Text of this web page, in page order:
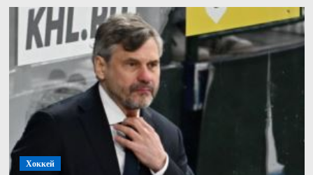
Расселл
выиграл
3-
й
поул
в сезоне.
У Антонелли
–
Хоккей